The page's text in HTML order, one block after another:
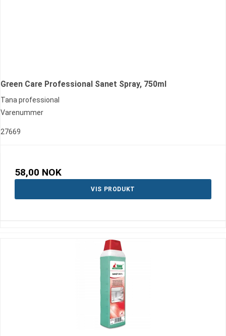
Green Care Professional Sanet Spray, 750ml
Tana professional
Varenummer
27669
58,00 NOK
VIS PRODUKT